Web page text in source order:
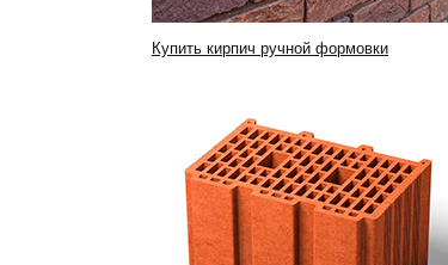
Купить кирпич ручной формовки